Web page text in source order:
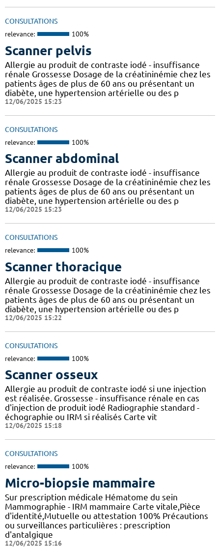
CONSULTATIONS
relevance: 100%
Scanner pelvis
Allergie au produit de contraste iodé - insuffisance
rénale Grossesse Dosage de la créatininémie chez les
patients âges de plus de 60 ans ou présentant un
diabète, une hypertension artérielle ou des p
12/06/2025 15:23
CONSULTATIONS
relevance: 100%
Scanner abdominal
Allergie au produit de contraste iodé - insuffisance
rénale Grossesse Dosage de la créatininémie chez les
patients âges de plus de 60 ans ou présentant un
diabète, une hypertension artérielle ou des p
12/06/2025 15:23
CONSULTATIONS
relevance: 100%
Scanner thoracique
Allergie au produit de contraste iodé - insuffisance
rénale Grossesse Dosage de la créatininémie chez les
patients âges de plus de 60 ans ou présentant un
diabète, une hypertension artérielle ou des p
12/06/2025 15:22
CONSULTATIONS
relevance: 100%
Scanner osseux
Allergie au produit de contraste iodé si une injection
est réalisée. Grossesse - insuffisance rénale en cas
d'injection de produit iodé Radiographie standard -
échographie ou IRM si réalisés Carte vit
12/06/2025 15:18
CONSULTATIONS
relevance: 100%
Micro-biopsie mammaire
Sur prescription médicale Hématome du sein
Mammographie - IRM mammaire Carte vitale,Pièce
d'identité,Mutuelle ou attestation 100% Précautions
ou surveillances particulières : prescription
d'antalgique
12/06/2025 15:16